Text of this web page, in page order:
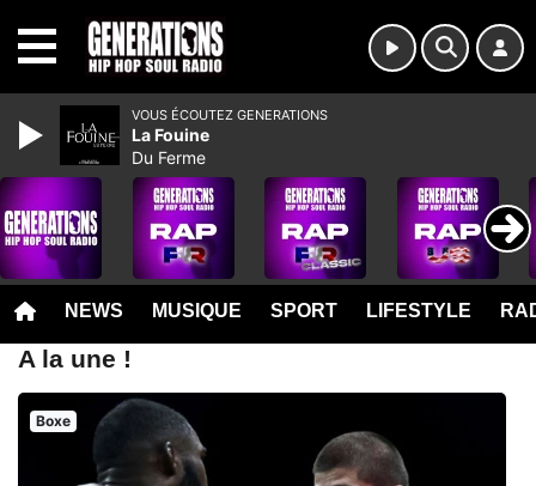
NEWS MUSIQUE SPORT LIFESTYLE
A la une !
Boxe
VOUS ÉCOUTEZ GENERATIONS
La Fouine
Du Ferme